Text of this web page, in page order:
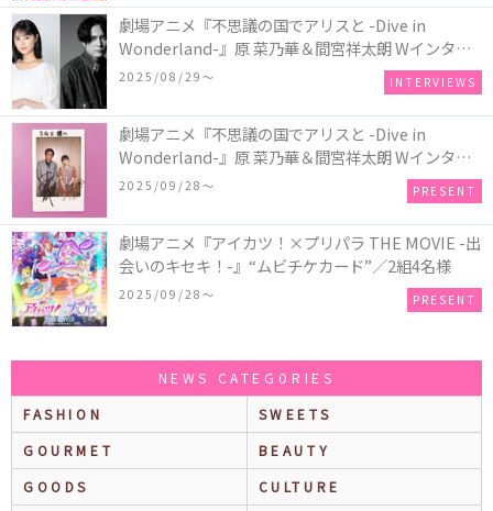
劇場アニメ『不思議の国でアリスと -Dive in
Wonderland-』原 菜乃華＆間宮祥太朗 Wインタビ
ュー
2025/08/29〜 INTERVIEWS
劇場アニメ『不思議の国でアリスと -Dive in
Wonderland-』原 菜乃華＆間宮祥太朗 Wインタビ
ュー記念 “直筆サイン入りチェキ”／1名様
2025/09/28〜 PRESENT
劇場アニメ『アイカツ！×プリパラ THE MOVIE -出
会いのキセキ！-』“ムビチケカード”／2組4名様
2025/09/28〜 PRESENT
NEWS CATEGORIES
FASHION
SWEETS
GOURMET
BEAUTY
GOODS
CULTURE